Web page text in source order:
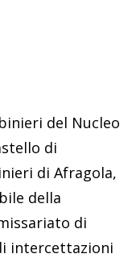
del Nucleo
di
di Afragola,
della
di
intercettazioni